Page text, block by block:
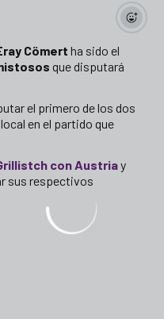
Cömert ha sido el
que disputará
el primero de los dos
en el partido que
con Austriay
sus respectivos